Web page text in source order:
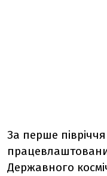
За перше півріччя
Державного